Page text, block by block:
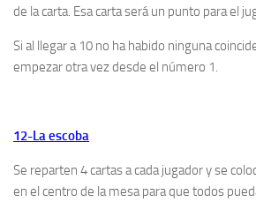
de la carta. Esa carta será un punto para el
Si al llegar a 10 no ha habido ninguna
empezar otra vez desde el número 1.
12-La escoba
Se reparten 4 cartas a cada jugador y se
en el centro de la mesa para que todos